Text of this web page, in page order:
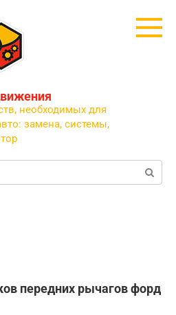
необходимых для
замена, системы,
передних рычагов форд